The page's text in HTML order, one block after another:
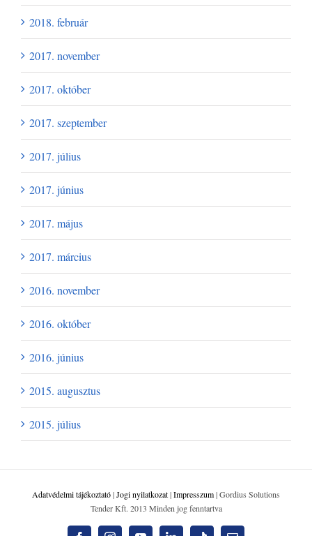
2018. február
2017. november
2017. október
2017. szeptember
2017. július
2017. június
2017. május
2017. március
2016. november
2016. október
2016. június
2015. augusztus
2015. július
Adatvédelmi tájékoztató|Jogi nyilatkozat|Impresszum| Gordius Solutions
Tender Kft. 2013 Minden jog fenntartva